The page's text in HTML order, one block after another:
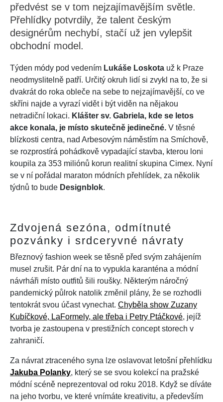
předvést se v tom nejzajímavějším světle.
Přehlídky potvrdily, že talent českým
designérům nechybí, stačí už jen vylepšit
obchodní model.
Týden módy pod vedením Lukáše Loskota už k Praze
neodmyslitelně patří. Určitý okruh lidí si zvykl na to, že si
dvakrát do roka obleče na sebe to nejzajímavější, co ve
skříni najde a vyrazí vidět i být viděn na nějakou
netradiční lokaci. Klášter sv. Gabriela, kde se letos
akce konala, je místo skutečně jedinečné. V těsné
blízkosti centra, nad Arbesovým náměstím na Smíchově,
se rozprostírá pohádkově vypadající stavba, kterou loni
koupila za 353 miliónů korun realitní skupina Cimex. Nyní
se v ní pořádal maraton módních přehlídek, za několik
týdnů to bude Designblok.
Zdvojená sezóna, odmítnuté
pozvánky i srdceryvné návraty
Březnový fashion week se těsně před svým zahájením
musel zrušit. Pár dní na to vypukla karanténa a módní
návrháři místo outfitů šili roušky. Některým náročný
pandemický půlrok natolik změnil plány, že se rozhodli
tentokrát svou účast vynechat. Chyběla show Zuzany
Kubíčkové, LaFormely, ale třeba i Petry Ptáčkové, jejíž
tvorba je zastoupena v prestižních concept storech v
zahraničí.
Za návrat ztraceného syna lze oslavovat letošní přehlídku
Jakuba Polanky, který se se svou kolekcí na pražské
módní scéně neprezentoval od roku 2018. Když se díváte
na jeho tvorbu, ve které vnímáte kreativitu, a především